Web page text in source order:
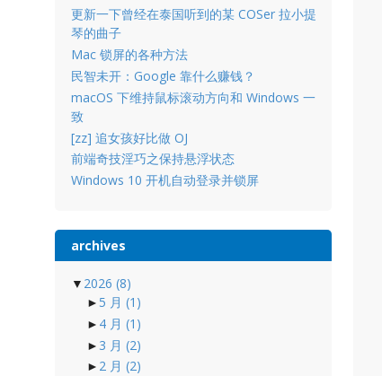
更新一下曾经在泰国听到的某 COSer 拉小提
琴的曲子
Mac 锁屏的各种方法
民智未开：Google 靠什么赚钱？
macOS 下维持鼠标滚动方向和 Windows 一
致
[zz] 追女孩好比做 OJ
前端奇技淫巧之保持悬浮状态
Windows 10 开机自动登录并锁屏
archives
▼ 2026 (8)
► 5 月 (1)
► 4 月 (1)
► 3 月 (2)
► 2 月 (2)